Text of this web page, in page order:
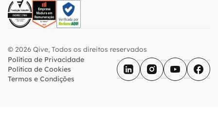
© 2026 Qive, Todos os direitos reservados
Política de Privacidade
Política de Cookies
Termos e Condições